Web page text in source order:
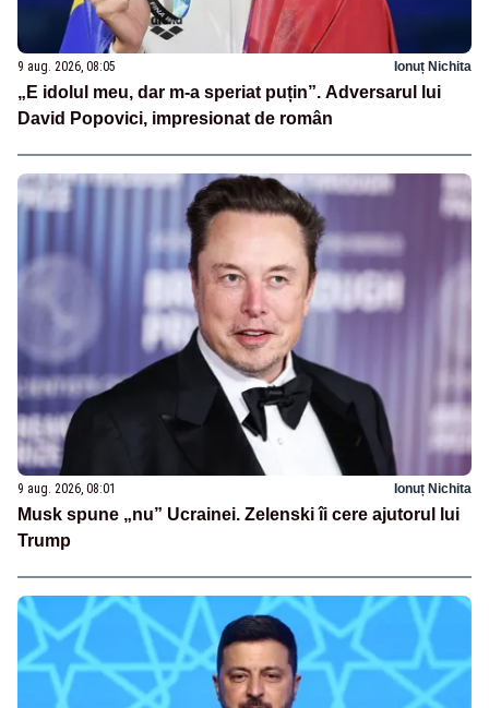
9 aug. 2026, 08:05 Ionuț Nichita
„E idolul meu, dar m-a speriat puțin”. Adversarul lui
David Popovici, impresionat de român
9 aug. 2026, 08:01 Ionuț Nichita
Musk spune „nu” Ucrainei. Zelenski îi cere ajutorul lui
Trump